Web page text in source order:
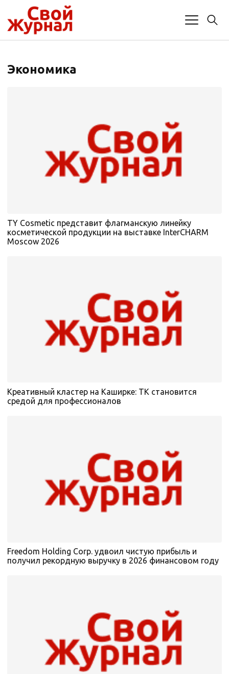
Экономика
TY Cosmetic представит флагманскую линейку
косметической продукции на выставке InterCHARM
Moscow 2026
Креативный кластер на Каширке: ТК становится
средой для профессионалов
Freedom Holding Corp. удвоил чистую прибыль и
получил рекордную выручку в 2026 финансовом году